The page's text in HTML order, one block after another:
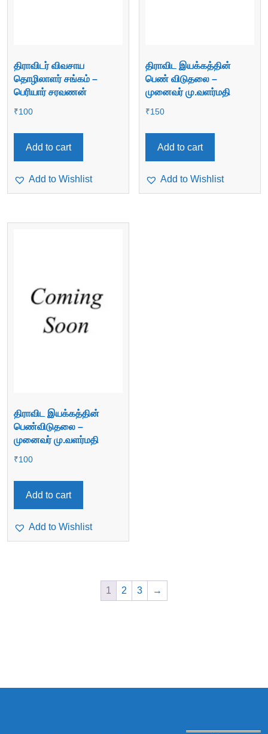
திராவிடர் விவசாய
தொழிலாளர் சங்கம் –
பெரியார் சரவணன்
₹100
Add to cart
Add to Wishlist
திராவிட இயக்கத்தின்
பெண் விடுதலை –
முனைவர் மு.வளர்மதி
₹150
Add to cart
Add to Wishlist
திராவிட இயக்கத்தின்
பெண்விடுதலை –
முனைவர் மு.வளர்மதி
₹100
Add to cart
Add to Wishlist
1 2 3 →